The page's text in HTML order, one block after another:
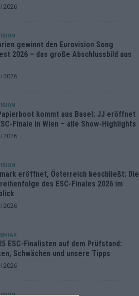
2026
gewinnt den Eurovision Song
2026 – das große Abschlussbild aus
2026
kommt aus Basel: JJ eröffnet
Finale in Wien – alle Show-Highlights
2026
eröffnet, Österreich beschließt: Die
des ESC-Finales 2026 im
2026
ESC-Finalisten auf dem Prüfstand:
Schwächen und unsere Tipps
2026